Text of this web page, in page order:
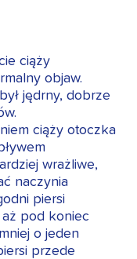
ciąży
objaw.
jędrny, dobrze
ciąży otoczka
wrażliwe,
naczynia
piersi
aż pod koniec
o jeden
przede